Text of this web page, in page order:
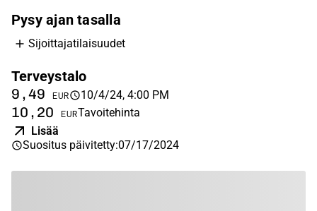
Pysy ajan tasalla
Sijoittajatilaisuudet
Terveystalo
9,49 EUR 10/4/24, 4:00 PM
10,20 EURTavoitehinta
Lisää
Suositus päivitetty:07/17/2024